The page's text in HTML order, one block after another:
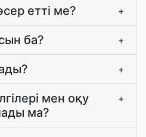
етті ме? +
ба? +
+
мен оқу
ма?
+